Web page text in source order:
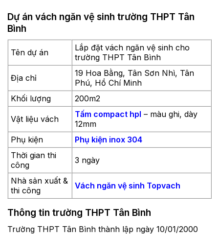
Dự án vách ngăn vệ sinh trường THPT Tân
Bình
Tên dự án
Lắp đặt vách ngăn vệ sinh cho
trường THPT Tân Bình
Địa chỉ
19 Hoa Bằng, Tân Sơn Nhì, Tân
Phú, Hồ Chí Minh
Khối lượng
200m2
Vật liệu vách Tấm compact hpl – màu ghi, dày
12mm
Phụ kiện
Phụ kiện inox 304
Thời gian thi
công
3 ngày
Nhà sản xuất &
thi công
Vách ngăn vệ sinh Topvach
Thông tin trường THPT Tân Bình
Trường THPT Tân Bình thành lập ngày 10/01/2000